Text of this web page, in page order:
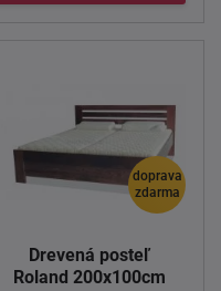
doprava
zdarma
Drevená posteľ
Roland 200x100cm